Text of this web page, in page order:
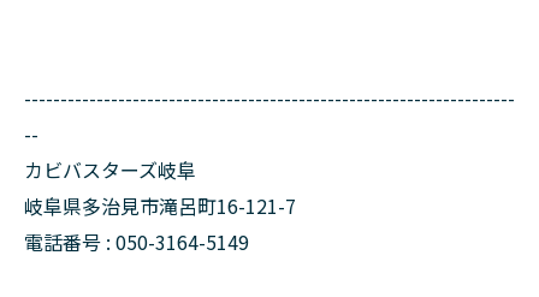
--------------------------------------------------------------------
--
カビバスターズ岐阜
岐阜県多治見市滝呂町16-121-7
電話番号 : 050-3164-5149